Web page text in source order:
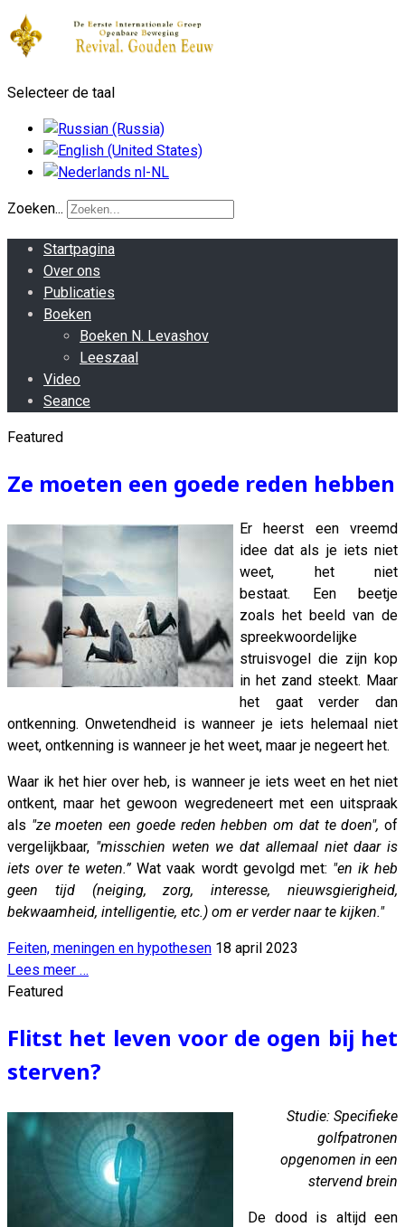
Selecteer de taal
Zoeken...
Startpagina
Over ons
Publicaties
Boeken
Boeken N. Levashov
Leeszaal
Video
Seance
Featured
Ze moeten een goede reden hebben
Er heerst een vreemd
idee dat als je iets niet
weet, het niet
bestaat. Een beetje
zoals het beeld van de
spreekwoordelijke
struisvogel die zijn kop
in het zand steekt. Maar
het gaat verder dan
ontkenning. Onwetendheid is wanneer je iets helemaal niet
weet, ontkenning is wanneer je het weet, maar je negeert het.
Waar ik het hier over heb, is wanneer je iets weet en het niet
ontkent, maar het gewoon wegredeneert met een uitspraak
als "ze moeten een goede reden hebben om dat te doen", of
vergelijkbaar, "misschien weten we dat allemaal niet daar is
iets over te weten.”Wat vaak wordt gevolgd met: "en ik heb
geen tijd (neiging, zorg, interesse, nieuwsgierigheid,
bekwaamheid, intelligentie, etc.) om er verder naar te kijken."
Feiten, meningen en hypothesen 18 april 2023
Lees meer …
Featured
Flitst het leven voor de ogen bij het
sterven?
Studie: Specifieke
golfpatronen
opgenomen in een
stervend brein
De dood is altijd een